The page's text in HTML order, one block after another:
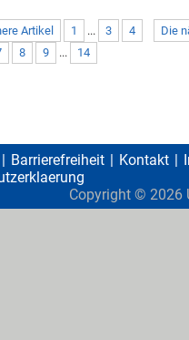
Artikel Die
1 ... 3
4
8 9 ... 14
Barrierefreiheit Kontakt
Copyright © 2026